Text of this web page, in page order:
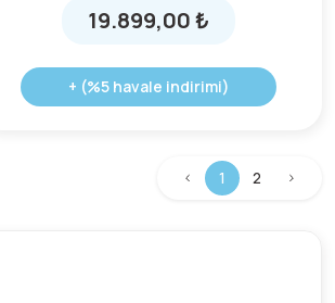
19.899,00 ₺
+ (%5 havale indirimi)
1 2